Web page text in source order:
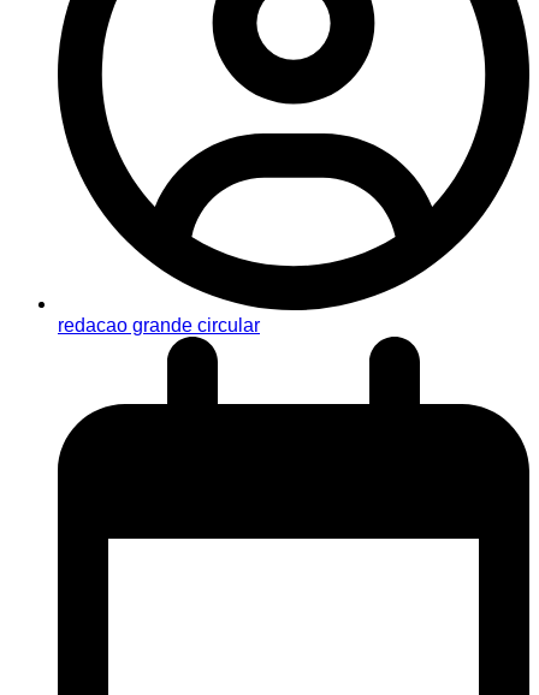
redacao grande circular